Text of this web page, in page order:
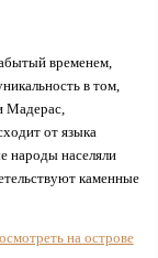
временем,
в том,
Мадерас,
от языка
народы населяли
каменные
на острове